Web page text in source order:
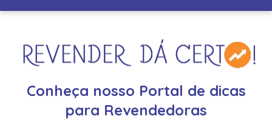
Conheça nosso Portal de dicas
para Revendedoras